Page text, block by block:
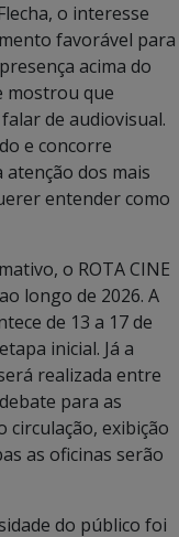
o interesse
favorável para
acima do
mostrou que
de audiovisual.
e concorre
dos mais
entender como
o ROTA CINE
longo de 2026. A
de 13 a 17 de
inicial. Já a
realizada entre
para as
circulação, exibição
as oficinas serão
do público foi